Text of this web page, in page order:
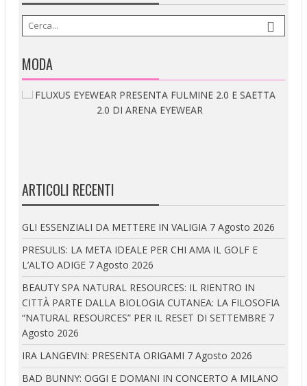
MODA
ARTICOLI RECENTI
GLI ESSENZIALI DA METTERE IN VALIGIA 7 Agosto 2026
PRESULIS: LA META IDEALE PER CHI AMA IL GOLF E
L’ALTO ADIGE 7 Agosto 2026
BEAUTY SPA NATURAL RESOURCES: IL RIENTRO IN
CITTÀ PARTE DALLA BIOLOGIA CUTANEA: LA FILOSOFIA
“NATURAL RESOURCES” PER IL RESET DI SETTEMBRE 7
Agosto 2026
IRA LANGEVIN: PRESENTA ORIGAMI 7 Agosto 2026
BAD BUNNY: OGGI E DOMANI IN CONCERTO A MILANO